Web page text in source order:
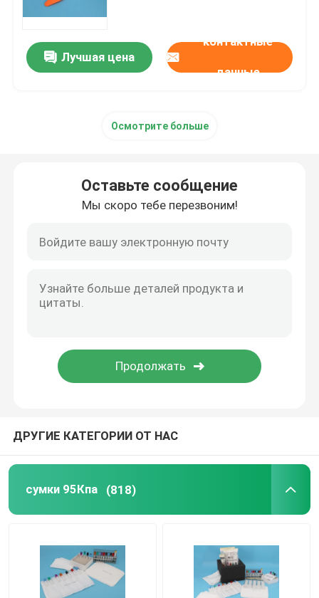
Медицинская коробка образца
Изолированные коробки
Коробки транспорта хладоагента
Медицинские поставки турникета
трубка центрифуги
Пакеты геля хладоагента
Лучшая цена
контактные
данные
Осмотрите больше
Оставьте сообщение
Мы скоро тебе перезвоним!
ДРУГИЕ КАТЕГОРИИ ОТ НАС
сумки 95Кпа (818)